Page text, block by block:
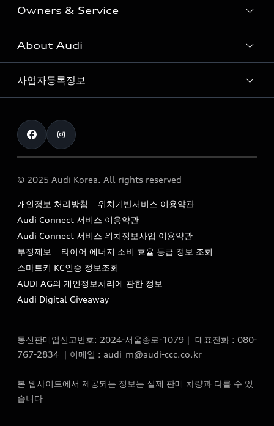
S range
전시장/AAP 전시장/AS센터
아우디 신차 재고
아우디 모델 비교하기
아우디 공식 인증 중고차
The new Audi A6 Taste Drive 이벤트
Owners & Service
고객안내
Audi Connect
myAudiworld
내비게이션 데이터 다운로드
아우디 영상 매뉴얼
서비스 센터
서비스 프로그램
아우디 e-tron 케어 프로그램
사설수리업체를 위한 권고사항
About Audi
아우디 브랜드
Formula 1
Audi Story
아우디코리아 소식
아우디코리아 소개
아우디 스토리
아우디 브랜드 히스토리
quattro 시스템
사업자등록정보
통신판매업신고번호 : 2024-서울종로-1079
대표자명 : 틸 셰어
딩)
이메일 : audi_m@audi-ccc.co.kr
© 2025 Audi Korea. All rights reserved
개인정보 처리방침
위치기반서비스 이용약관
Audi Connect 서비스 이용약관
Audi Connect 서비스 위치정보사업 이용약관
부정제보
타이어 에너지 소비 효율 등급 정보 조회
스마트키 KC인증 정보조회
AUDI AG의 개인정보처리에 관한 정보
Audi Digital Giveaway
통신판매업신고번호: 2024-서울종로-1079｜ 대표전화 : 080-
767-2834 ｜이메일 : audi_m@audi-ccc.co.kr
본 웹사이트에서 제공되는 정보는 실제 판매 차량과 다를 수 있
습니다